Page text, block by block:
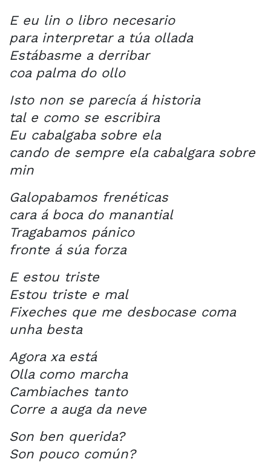
E eu lin o libro necesario
para interpretar a túa ollada
Estábasme a derribar
coa palma do ollo
Isto non se parecía á historia
tal e como se escribira
Eu cabalgaba sobre ela
cando de sempre ela cabalgara sobre
min
Galopabamos frenéticas
cara á boca do manantial
Tragabamos pánico
fronte á súa forza
E estou triste
Estou triste e mal
Fixeches que me desbocase coma
unha besta
Agora xa está
Olla como marcha
Cambiaches tanto
Corre a auga da neve
Son ben querida?
Son pouco común?